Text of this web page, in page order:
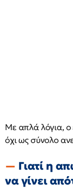
Με απλά λόγια,
όχι ως σύνολο
Γιατί η
να γίνει